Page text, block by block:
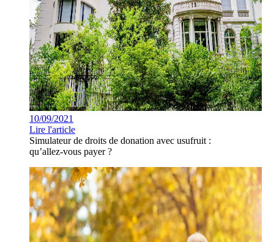
10/09/2021
Lire l'article
Simulateur de droits de donation avec usufruit :
qu’allez-vous payer ?